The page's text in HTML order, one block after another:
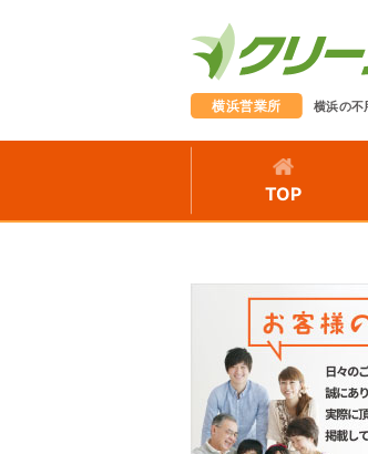
横浜営業所 横浜の不
TOP